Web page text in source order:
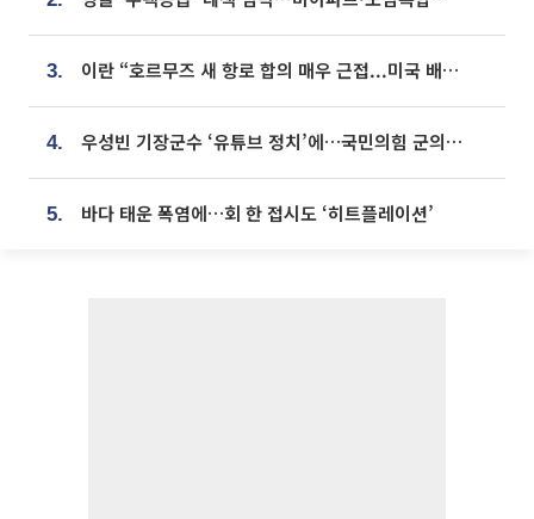
3. 이란 “호르무즈 새 항로 합의 매우 근접...미국 배상 먼저”
4. 우성빈 기장군수 ‘유튜브 정치’에…국민의힘 군의원들 집단 반발
5. 바다 태운 폭염에…회 한 접시도 ‘히트플레이션’